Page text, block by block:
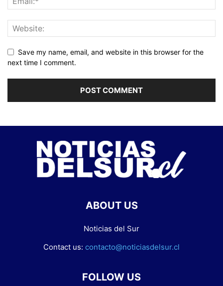
Save my name, email, and website in this browser for the
next time I comment.
ABOUT US
Noticias del Sur
Contact us: contacto@noticiasdelsur.cl
FOLLOW US